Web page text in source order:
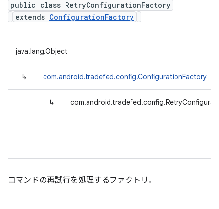
public class RetryConfigurationFactory
extends ConfigurationFactory
java.lang.Object
↳ com.android.tradefed.config.ConfigurationFactory
↳
コマンドの再試行を処理するファクトリ。